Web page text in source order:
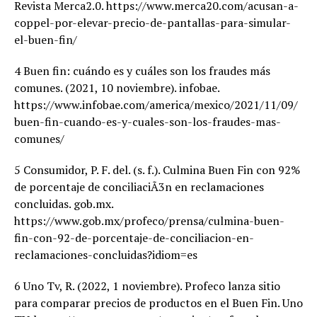
Revista Merca2.0. https://www.merca20.com/acusan-a-
coppel-por-elevar-precio-de-pantallas-para-simular-
el-buen-fin/
4 Buen fin: cuándo es y cuáles son los fraudes más
comunes. (2021, 10 noviembre). infobae.
https://www.infobae.com/america/mexico/2021/11/09/
buen-fin-cuando-es-y-cuales-son-los-fraudes-mas-
comunes/
5 Consumidor, P. F. del. (s. f.). Culmina Buen Fin con 92%
de porcentaje de conciliaciÃ3n en reclamaciones
concluidas. gob.mx.
https://www.gob.mx/profeco/prensa/culmina-buen-
fin-con-92-de-porcentaje-de-conciliacion-en-
reclamaciones-concluidas?idiom=es
6 Uno Tv, R. (2022, 1 noviembre). Profeco lanza sitio
para comparar precios de productos en el Buen Fin. Uno